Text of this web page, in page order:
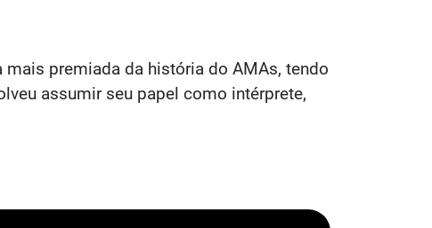
premiada da história do AMAs, tendo
assumir seu papel como intérprete,